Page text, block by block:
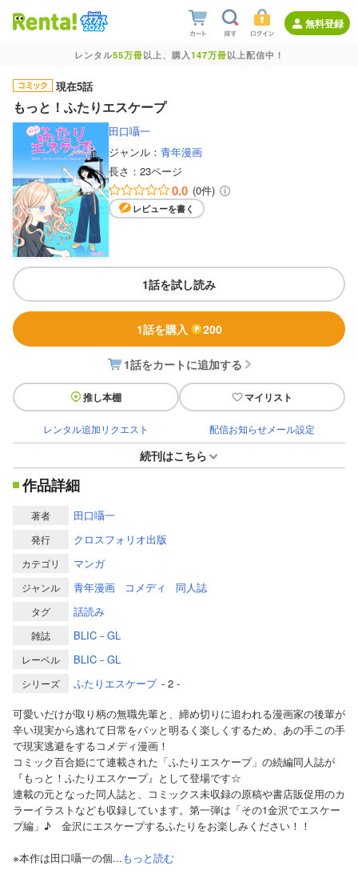
無料登録
レンタル55万冊以上、購入147万冊以上配信中！
現在5話
もっと！ふたりエスケープ
田口囁一
ジャンル： 青年漫画
長さ： 23ページ
0.0 (0件)
レビューを書く
1話を試し読み
1話を購入 200
1話をカートに追加する
推し本棚 マイリスト
レンタル追加リクエスト 配信お知らせメール設定
続刊はこちら
作品詳細
著者 田口囁一
発行 クロスフォリオ出版
カテゴリ マンガ
ジャンル 青年漫画 コメディ 同人誌
タグ 話読み
雑誌 BLIC－GL
レーベル BLIC－GL
シリーズ ふたりエスケープ - 2 -
可愛いだけが取り柄の無職先輩と、締め切りに追われる漫画家の後輩が
辛い現実から逃れて日常をパッと明るく楽しくするため、あの手この手
で現実逃避をするコメディ漫画！
コミック百合姫にて連載された「ふたりエスケープ」の続編同人誌が
『もっと！ふたりエスケープ』として登場です☆
連載の元となった同人誌と、コミックス未収録の原稿や書店販促用のカ
ラーイラストなども収録しています。第一弾は「その1金沢でエスケー
プ編」♪ 金沢にエスケープするふたりをお楽しみください！！
※本作は田口囁一の個...もっと読む